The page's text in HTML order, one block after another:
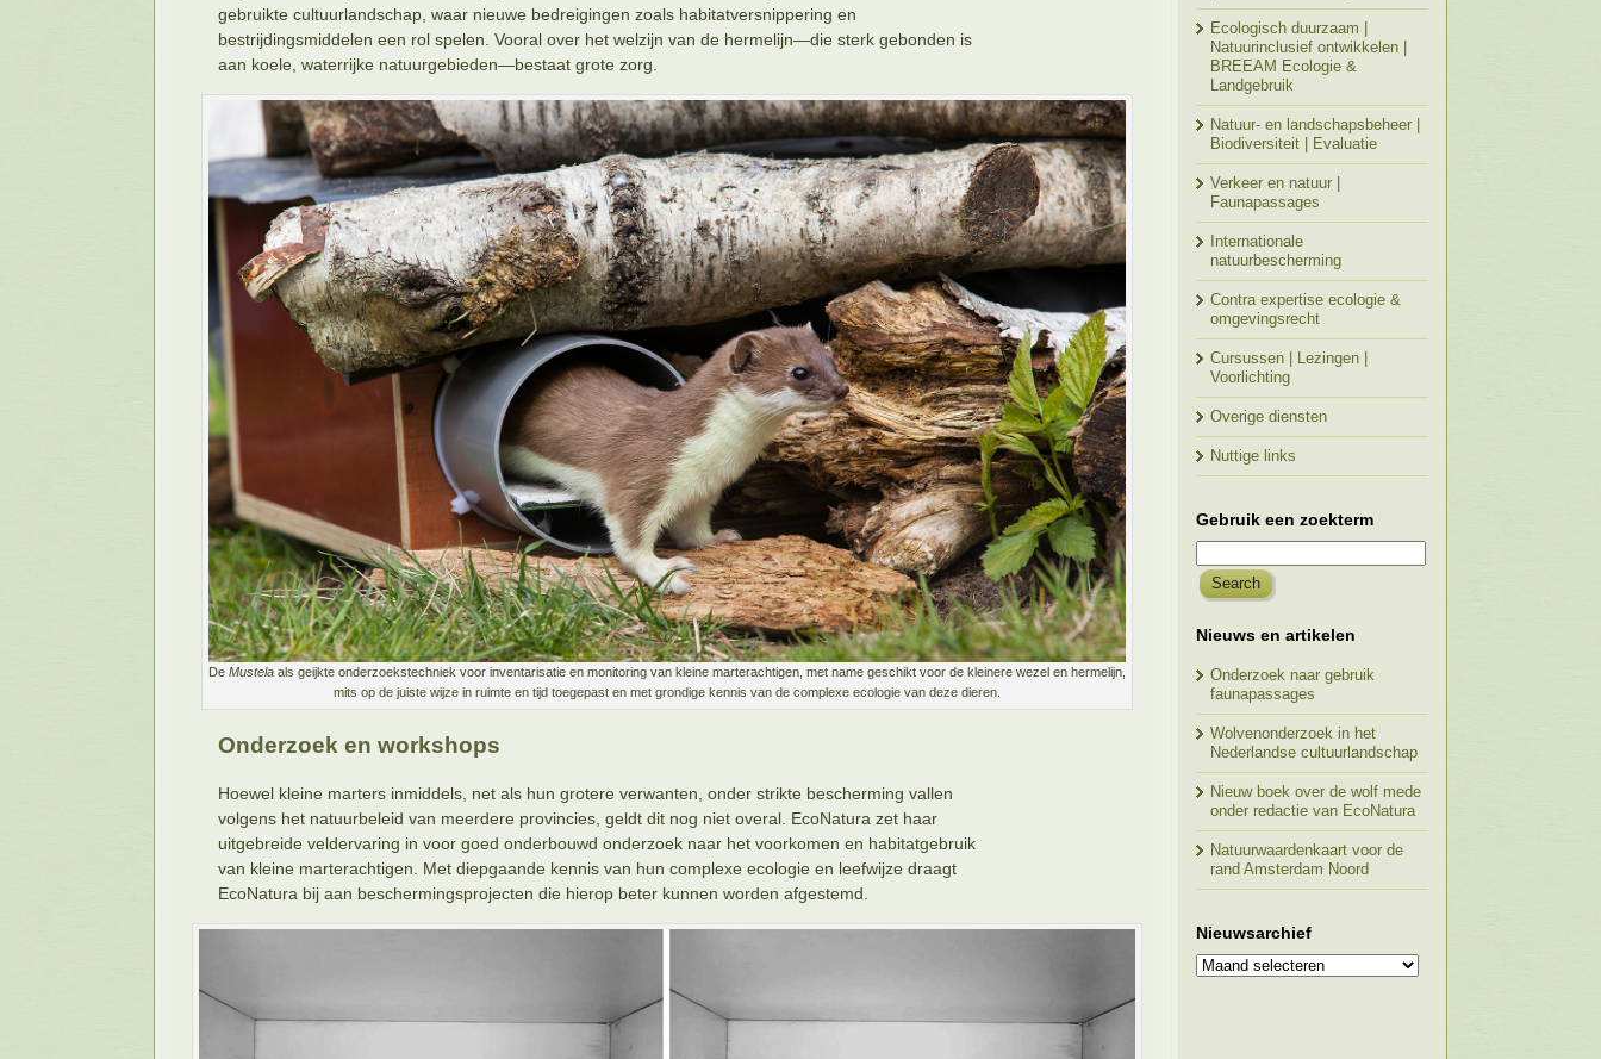
gebruikte cultuurlandschap, waar nieuwe bedreigingen zoals habitatversnippering en
bestrijdingsmiddelen een rol spelen. Vooral over het welzijn van de hermelijn—die sterk gebonden is
aan koele, waterrijke natuurgebieden—bestaat grote zorg.
De Mustelaals geijkte onderzoekstechniek voor inventarisatie en monitoring van kleine marterachtigen, met name geschikt voor de kleinere wezel en hermelijn,
mits op de juiste wijze in ruimte en tijd toegepast en met grondige kennis van de complexe ecologie van deze dieren.
Onderzoek en workshops
Hoewel kleine marters inmiddels, net als hun grotere verwanten, onder strikte bescherming vallen
volgens het natuurbeleid van meerdere provincies, geldt dit nog niet overal. EcoNatura zet haar
uitgebreide veldervaring in voor goed onderbouwd onderzoek naar het voorkomen en habitatgebruik
van kleine marterachtigen. Met diepgaande kennis van hun complexe ecologie en leefwijze draagt
EcoNatura bij aan beschermingsprojecten die hierop beter kunnen worden afgestemd.
Ecologisch duurzaam |
Natuurinclusief ontwikkelen |
BREEAM Ecologie &
Landgebruik
Natuur- en landschapsbeheer |
Biodiversiteit | Evaluatie
Verkeer en natuur |
Faunapassages
Internationale
natuurbescherming
Contra expertise ecologie &
omgevingsrecht
Cursussen | Lezingen |
Voorlichting
Overige diensten
Nuttige links
Gebruik een zoekterm
Nieuws en artikelen
Onderzoek naar gebruik
faunapassages
Wolvenonderzoek in het
Nederlandse cultuurlandschap
Nieuw boek over de wolf mede
onder redactie van EcoNatura
Natuurwaardenkaart voor de
rand Amsterdam Noord
Nieuwsarchief
Nieuwsarchief